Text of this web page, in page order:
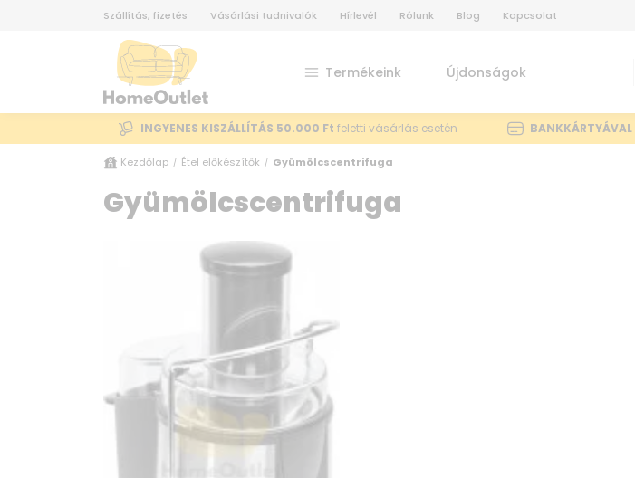
Szállítás, fizetés Vásárlási tudnivalók Hírlevél Rólunk Blog Kapcsolat
Termékeink Újdonságok
INGYENES KISZÁLLÍTÁS 50.000 Ft feletti vásárlás esetén BANKKÁRTYÁVAL
Kezdőlap / Étel előkészítők / Gyümölcscentrifuga
Gyümölcscentrifuga